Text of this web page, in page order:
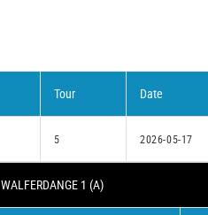
Tour Date
5 2026-05-17
WALFERDANGE 1 (A)